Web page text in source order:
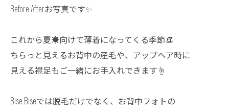
Before Afterお写真です✨
これから夏☀️向けて薄着になってくる季節👒
ちらっと見えるお背中の産毛や、アップヘア時に
見える襟足もご一緒にお手入れできます☝️
Bise Biseでは脱毛だけでなく、お背中フォトの